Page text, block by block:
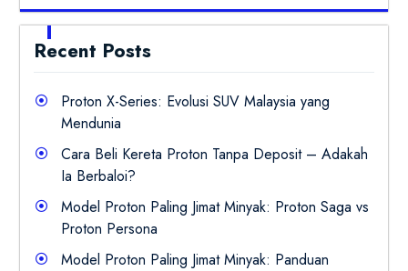
Recent Posts
Proton X-Series: Evolusi SUV Malaysia yang
Mendunia
Cara Beli Kereta Proton Tanpa Deposit – Adakah
Ia Berbaloi?
Model Proton Paling Jimat Minyak: Proton Saga vs
Proton Persona
Model Proton Paling Jimat Minyak: Panduan